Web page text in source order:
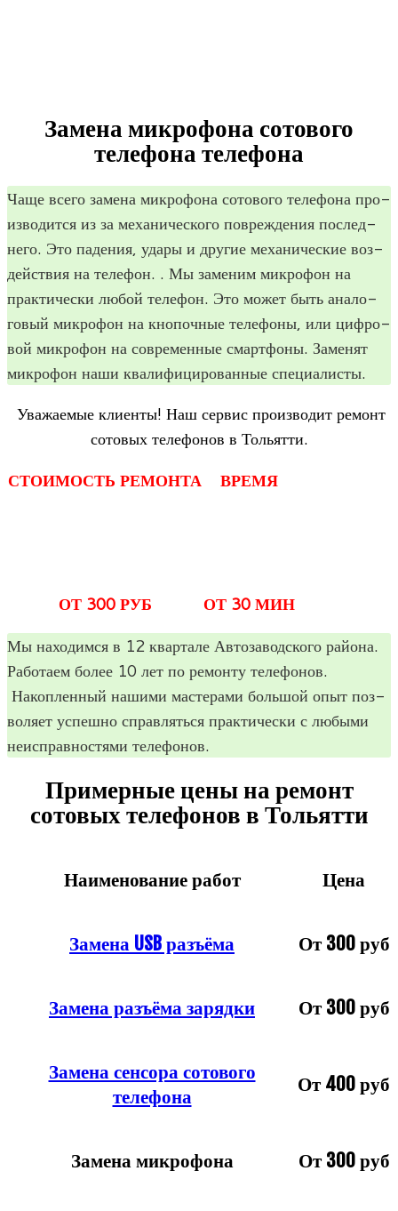
Замена микрофона сотового
телефона телефона
Чаще всего замена мик­ро­фона сото­вого теле­фона про­
из­во­дится из за меха­ни­че­ского повре­жде­ния послед­
него. Это паде­ния, удары и дру­гие меха­ни­че­ские воз­
дей­ствия на теле­фон. . Мы заме­ним мик­ро­фон на
прак­ти­че­ски любой теле­фон. Это может быть ана­ло­
го­вый мик­ро­фон на кно­поч­ные теле­фоны, или циф­ро­
вой мик­ро­фон на совре­мен­ные смарт­фоны. Заме­нят
мик­ро­фон наши ква­ли­фи­ци­ро­ван­ные специалисты.
Ува­жа­е­мые кли­енты! Наш сер­вис про­из­во­дит ремонт
сото­вых теле­фо­нов в Тольятти.
СТОИМОСТЬ РЕМОНТА
ВРЕМЯ
ОТ 300 РУБ
ОТ 30 МИН
Мы нахо­димся в 12 квар­тале Авто­за­вод­ского рай­она.
Рабо­таем более 10 лет по ремонту теле­фо­нов.
Накоп­лен­ный нашими масте­рами боль­шой опыт поз­
во­ляет успешно справ­ляться прак­ти­че­ски с любыми
неис­прав­но­стями телефонов.
Примерные цены на ремонт
сотовых телефонов в Тольятти
Наименование работ Цена
Замена USB разъёма От 300 руб
Замена разъёма зарядки От 300 руб
Замена сенсора сотового
телефона
От 400 руб
Замена микрофона От 300 руб